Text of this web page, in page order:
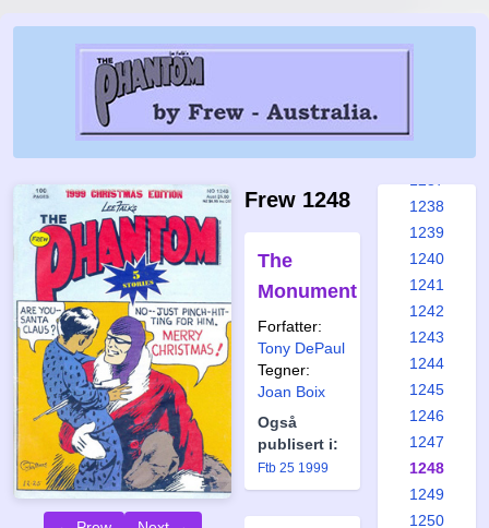
Frew 1248
The
Monument
Forfatter:
Tony DePaul
Tegner:
Joan Boix
Også
publisert i:
Ftb 25 1999
1231
1232
1238
1239
1240
1241
1242
1243
1244
1245
1246
1247
1248
1249
1250